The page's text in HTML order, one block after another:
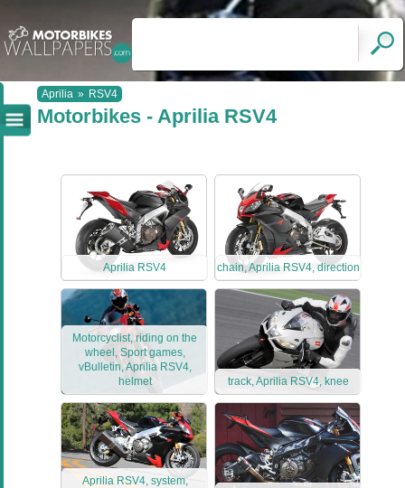
Aprilia » RSV4
Motorbikes - Aprilia RSV4
Aprilia RSV4 chain, Aprilia RSV4, direction
Motorcyclist, riding on the
wheel, Sport games,
vBulletin, Aprilia RSV4,
helmet
track, Aprilia RSV4, knee
Aprilia RSV4, system,